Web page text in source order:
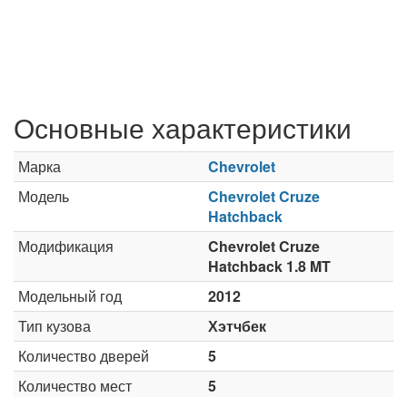
Основные характеристики
Марка
Chevrolet
Модель
Chevrolet Cruze
Hatchback
Модификация
Chevrolet Cruze
Hatchback 1.8 MT
Модельный год
2012
Тип кузова
Хэтчбек
Количество дверей
5
Количество мест
5